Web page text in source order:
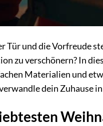
Tür und die Vorfreude
zu verschönern? In
Materialien und
dein Zuhause